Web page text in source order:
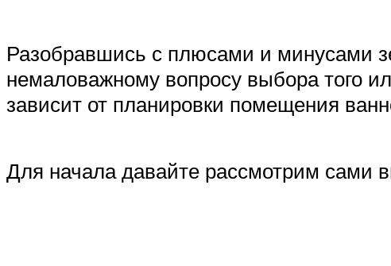
Разобравшись с плюсами и минусами
немаловажному вопросу выбора того
зависит от планировки помещения
Для начала давайте рассмотрим сами